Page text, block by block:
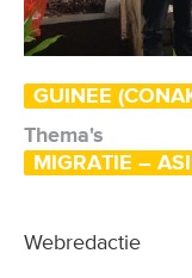
GUINEE
Thema's
MIGRATIE –
Webredactie